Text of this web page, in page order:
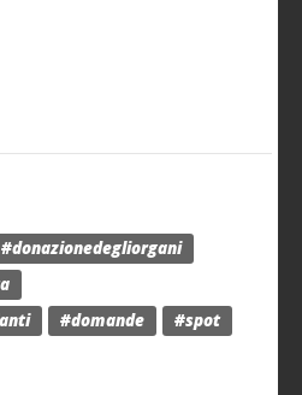
#donazionedegliorgani
#domande
#spot